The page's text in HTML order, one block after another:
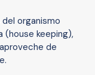
organismo
(house keeping),
de